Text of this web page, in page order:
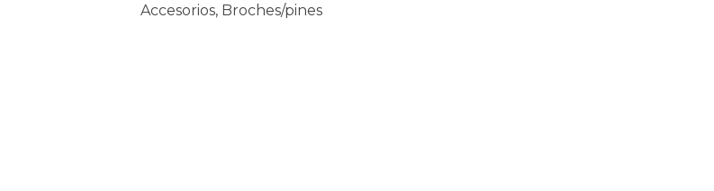
Accesorios, Broches/pines